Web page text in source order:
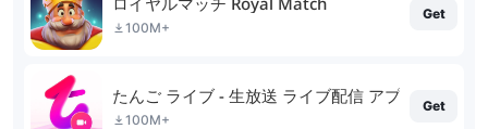
100M+
Get
たんご ライブ - 生放送 ライブ配信 アプリ
100M+
Get